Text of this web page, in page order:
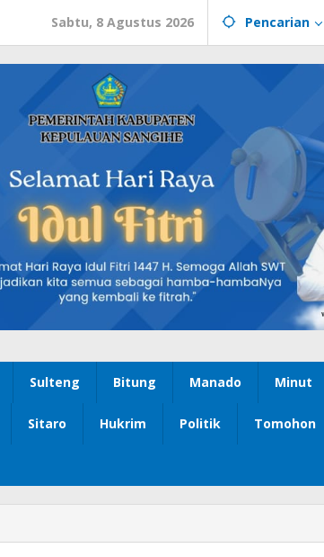
Sabtu, 8 Agustus 2026 Pencarian
Sulteng Bitung Manado Minut
Sitaro Hukrim Politik Tomohon